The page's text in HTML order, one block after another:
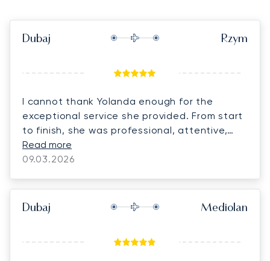
Dubaj Rzym
I cannot thank Yolanda enough for the
exceptional service she provided. From start
to finish, she was professional, attentive,
and incredibly responsive, ensuring every
detail was handled seamlessly. The entire
recommend Yolanda and LunaJets to anyone
seeking a first-class private aviation
experience.
Read more
09.03.2026
Dubaj Mediolan